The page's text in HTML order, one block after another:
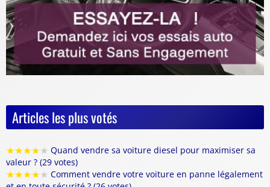
Articles les plus votés
★★★★★ Quand vendre sa voiture diesel pour maximiser sa
valeur ? (29 votes)
★★★★★ Comment vendre votre voiture en panne légalement